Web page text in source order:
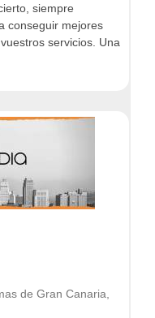
siempre
conseguir mejores
servicios. Una
de Gran Canaria,